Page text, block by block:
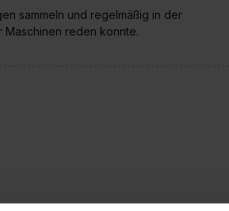
sammeln und regelmäßig in der
reden konnte.